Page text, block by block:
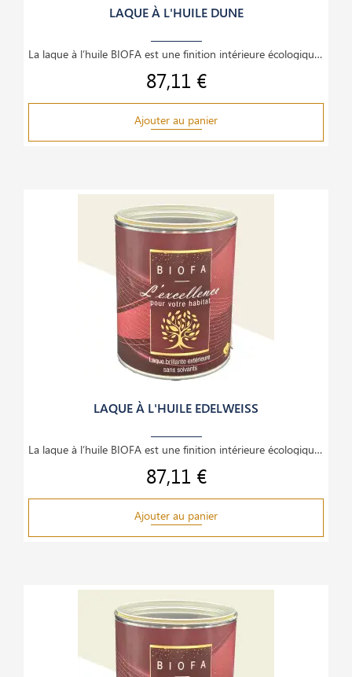
LAQUE À L'HUILE DUNE
La laque à l’huile BIOFA est une finition intérieure écologique et haut de gamme, idéale pour le
Prix
87,11 €
Ajouter au panier
LAQUE À L'HUILE EDELWEISS
La laque à l’huile BIOFA est une finition intérieure écologique et haut de gamme, idéale pour le
Prix
87,11 €
Ajouter au panier